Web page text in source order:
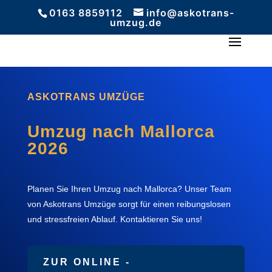
0163 8859112
info@askotrans-
umzug.de
ASKOTRANS UMZÜGE
Umzug nach Mallorca
2026
Planen Sie Ihren Umzug nach Mallorca? Unser Team
von Askotrans Umzüge sorgt für einen reibungslosen
und stressfreien Ablauf. Kontaktieren Sie uns!
ZUR ONLINE -